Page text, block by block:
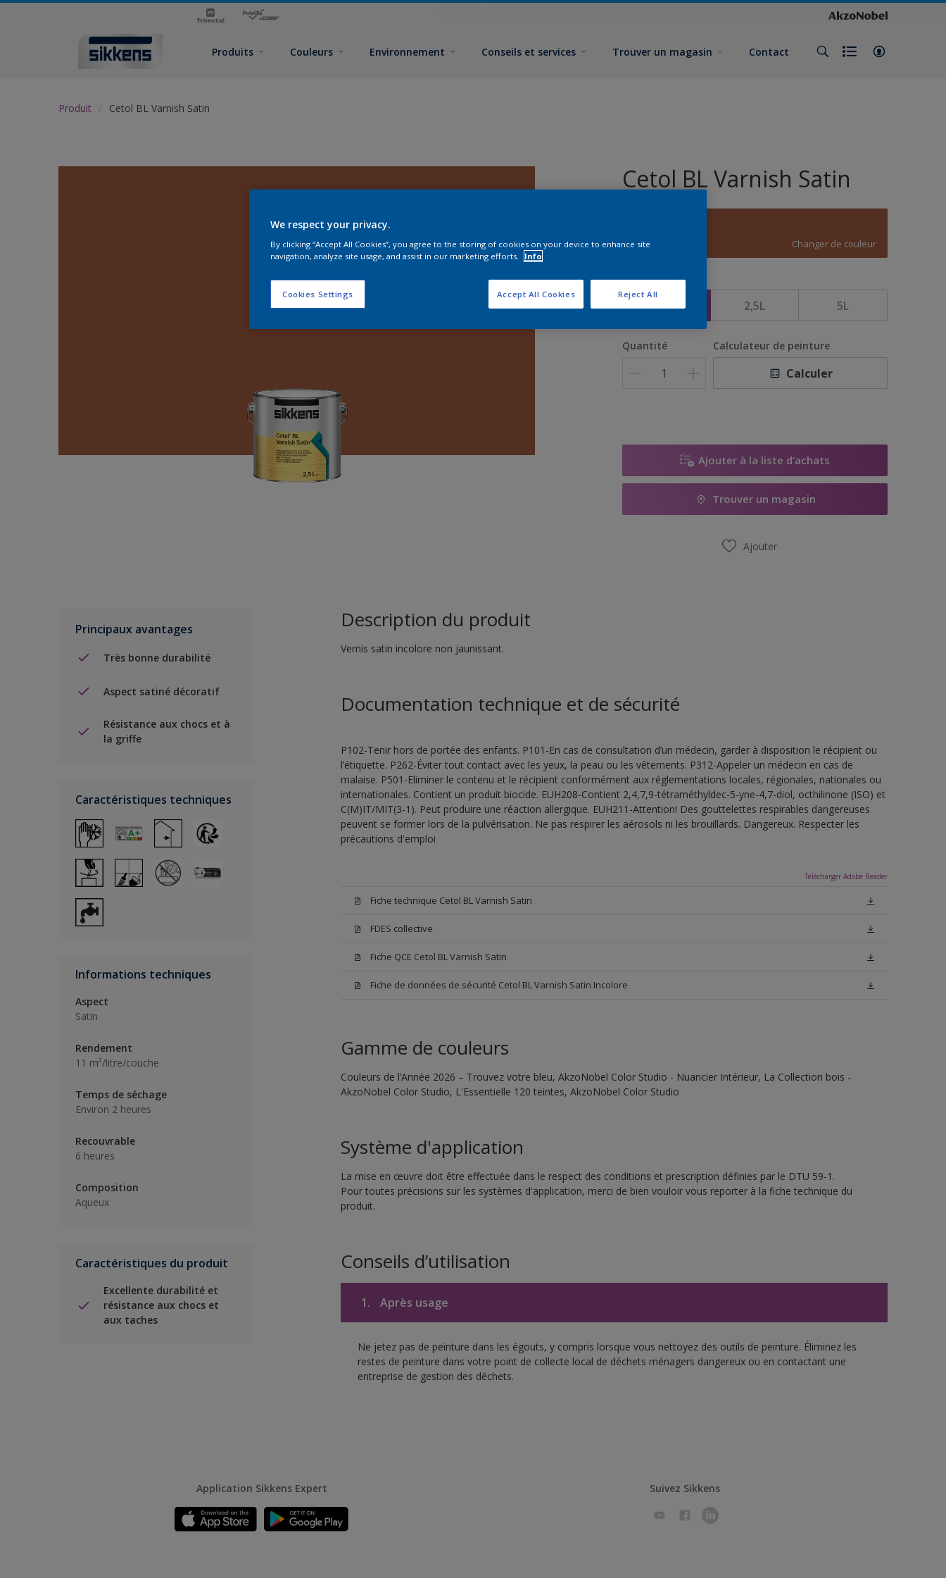
Produits Couleurs Environnement Conseils et services Trouver un magasin Contact
Produit Cetol BL Varnish Satin
Cetol BL Varnish Satin
Changer de couleur
Format
1L 2,5L 5L
Quantité Calculateur de peinture
Calculer
Ajouter à la liste d’achats
Trouver un magasin
Ajouter
Principaux avantages
Très bonne durabilité
Aspect satiné décoratif
Résistance aux chocs et à
la griffe
Caractéristiques techniques
Informations techniques
Aspect
Satin
Rendement
11 m²/litre/couche
Temps de séchage
Environ 2 heures
Recouvrable
6 heures
Composition
Aqueux
Caractéristiques du produit
Excellente durabilité et
résistance aux chocs et
aux taches
Description du produit
Vernis satin incolore non jaunissant.
Documentation technique et de sécurité
P102-Tenir hors de portée des enfants. P101-En cas de consultation d’un médecin, garder à disposition le récipient ou
l’étiquette. P262-Éviter tout contact avec les yeux, la peau ou les vêtements. P312-Appeler un médecin en cas de
malaise. P501-Eliminer le contenu et le récipient conformément aux réglementations locales, régionales, nationales ou
internationales. Contient un produit biocide. EUH208-Contient 2,4,7,9-tétraméthyldec-5-yne-4,7-diol, octhilinone (ISO) et
C(M)IT/MIT(3-1). Peut produire une réaction allergique. EUH211-Attention! Des gouttelettes respirables dangereuses
peuvent se former lors de la pulvérisation. Ne pas respirer les aérosols ni les brouillards. Dangereux. Respecter les
précautions d'emploi
Télécharger Adobe Reader
Fiche technique Cetol BL Varnish Satin
FDES collective
Fiche QCE Cetol BL Varnish Satin
Fiche de données de sécurité Cetol BL Varnish Satin Incolore
Gamme de couleurs
Couleurs de l’Année 2026 – Trouvez votre bleu, AkzoNobel Color Studio - Nuancier Intérieur, La Collection bois -
AkzoNobel Color Studio, L'Essentielle 120 teintes, AkzoNobel Color Studio
Système d'application
La mise en œuvre doit être effectuée dans le respect des conditions et prescription définies par le DTU 59-1.
Pour toutes précisions sur les systèmes d'application, merci de bien vouloir vous reporter à la fiche technique du
produit.
Conseils d’utilisation
1. Après usage
Ne jetez pas de peinture dans les égouts, y compris lorsque vous nettoyez des outils de peinture. Éliminez les
restes de peinture dans votre point de collecte local de déchets ménagers dangereux ou en contactant une
entreprise de gestion des déchets.
Application Sikkens Expert Suivez Sikkens
We respect your privacy.
By clicking “Accept All Cookies”, you agree to the storing of cookies on your device to enhance site
navigation, analyze site usage, and assist in our marketing efforts.
Info
Cookies Settings Reject All
Accept All Cookies